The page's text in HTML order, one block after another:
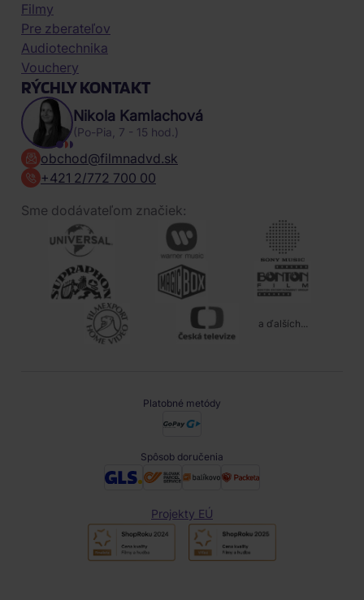
Filmy
Pre zberateľov
Audiotechnika
Vouchery
RÝCHLY KONTAKT
Nikola Kamlachová
(Po-Pia, 7 - 15 hod.)
obchod@filmnadvd.sk
+421 2/772 700 00
Sme dodávateľom značiek:
a ďalších...
Platobné metódy
Spôsob doručenia
Projekty EÚ